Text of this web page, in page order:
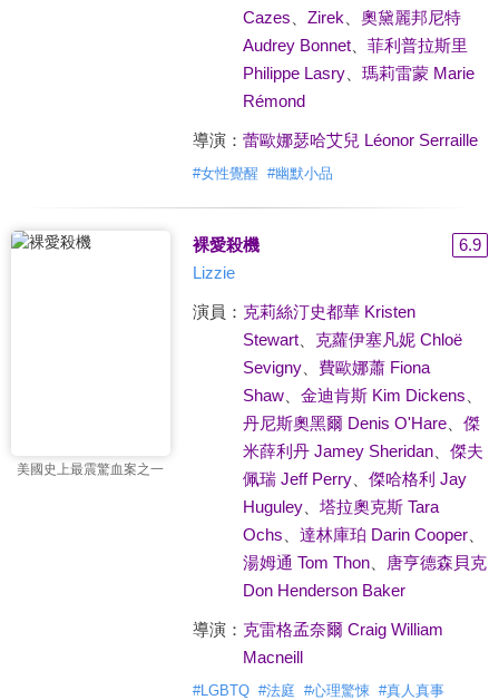
Cazes
Zirek
奧黛麗邦尼特
Audrey Bonnet、 菲利普拉斯里
Philippe Lasry、 瑪莉雷蒙 Marie
Rémond
導演： 蕾歐娜瑟哈艾兒 Léonor Serraille
#女性覺醒 #幽默小品
美國史上最震驚血案之一
裸愛殺機
6.9
Lizzie
演員： 克莉絲汀史都華 Kristen
Stewart、 克蘿伊塞凡妮 Chloë
Sevigny、 費歐娜蕭 Fiona
Shaw、 金迪肯斯 Kim Dickens
丹尼斯奧黑爾 Denis O'Hare、 傑
米薛利丹 Jamey Sheridan、 傑夫
佩瑞 Jeff Perry、 傑哈格利 Jay
Huguley、 塔拉奧克斯 Tara
Ochs
達林庫珀 Darin Cooper、
湯姆通 Tom Thon、
唐亨德森貝克
Don Henderson Baker
導演： 克雷格孟奈爾 Craig William
Macneill
#LGBTQ #法庭 #心理驚悚 #真人真事